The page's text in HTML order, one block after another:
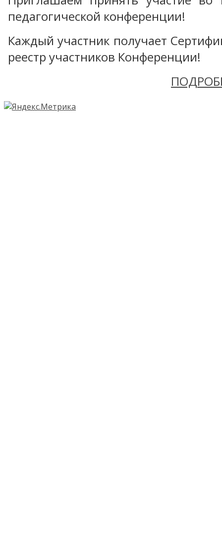
педагогической конференции!
Каждый участник получает
реестр участников Конференции!